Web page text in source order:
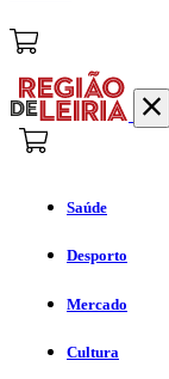
Saúde
Desporto
Mercado
Cultura